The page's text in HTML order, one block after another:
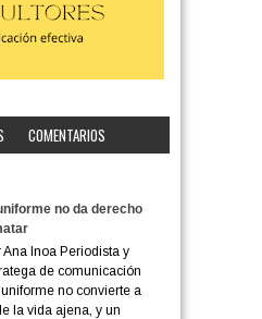
COMENTARIOS
no da derecho
Ana Inoa Periodista y
de comunicación
no convierte a
la vida ajena, y un